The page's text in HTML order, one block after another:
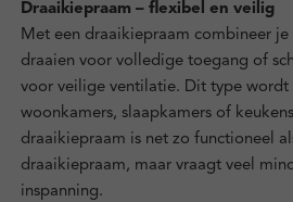
Draaikiepraam – flexibel en veilig
Met een draaikiepraam combineer je
draaien voor volledige toegang of
voor veilige ventilatie. Dit type wordt
woonkamers, slaapkamers of
draaikiepraam is net zo functioneel
draaikiepraam, maar vraagt veel
inspanning.